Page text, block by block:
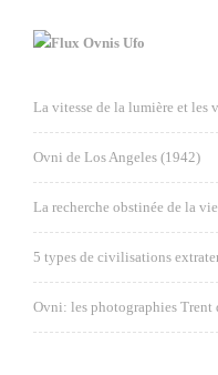
Ovnis Ufo
La vitesse de la lumière et les
Ovni de Los Angeles (1942)
La recherche obstinée de la
5 types de civilisations
Ovni: les photographies Trent